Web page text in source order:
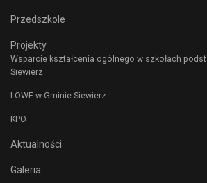
Przedszkole
Projekty
Wsparcie kształcenia ogólnego w szkołach
Siewierz
LOWE w Gminie Siewierz
KPO
Aktualności
Galeria